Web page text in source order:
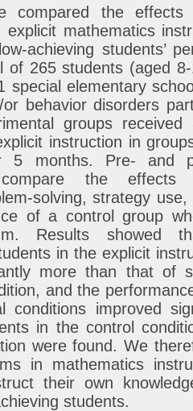
compared the effects
explicit mathematics
achieving students’
of 265 students (aged
special elementary
behavior disorders
groups
instruction in
5 months. Pre- and
the effects
solving, strategy
of a control group
Results showed
in the explicit
more than that of
and the
conditions improved
in the control
were found. We
in mathematics
their own
students.